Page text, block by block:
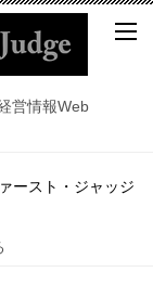
営情報Web
ースト・ジャッジ